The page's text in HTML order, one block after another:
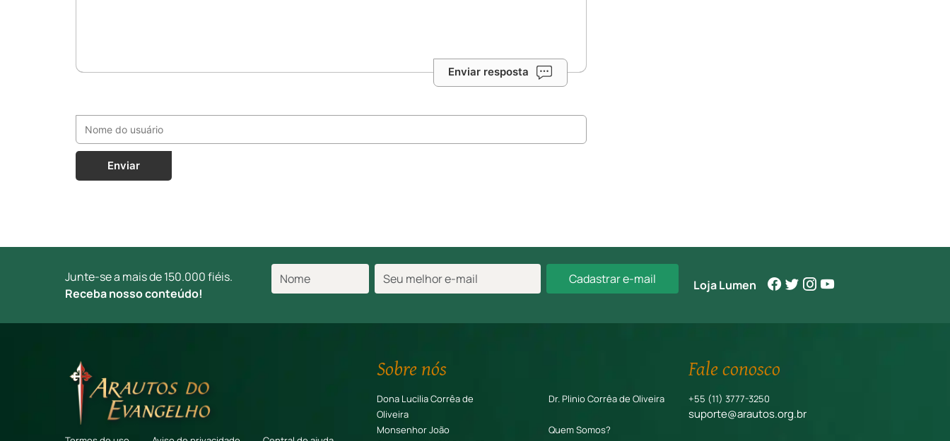
Enviar resposta
Enviar
Junte-se a mais de 150.000 fiéis.
Receba nosso conteúdo!
Cadastrar e-mail Loja Lumen
Sobre nós
Dona Lucilia Corrêa de
Oliveira
Dr. Plinio Corrêa de Oliveira
Monsenhor João
Quem Somos?
Fale conosco
+55 (11) 3777-3250
suporte@arautos.org.br